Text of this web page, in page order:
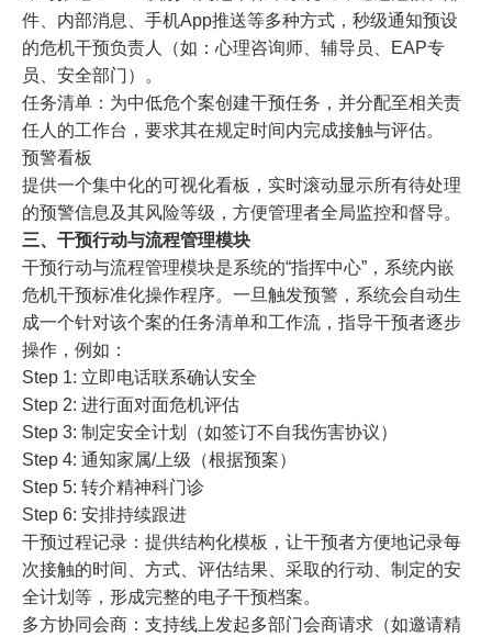
件、内部消息、手机App推送等多种方式，秒级通知预设
的危机干预负责人（如：心理咨询师、辅导员、EAP专
员、安全部门）。
任务清单：为中低危个案创建干预任务，并分配至相关责
任人的工作台，要求其在规定时间内完成接触与评估。
预警看板
提供一个集中化的可视化看板，实时滚动显示所有待处理
的预警信息及其风险等级，方便管理者全局监控和督导。
三、干预行动与流程管理模块
干预行动与流程管理模块是系统的“指挥中心”，系统内嵌
危机干预标准化操作程序。一旦触发预警，系统会自动生
成一个针对该个案的任务清单和工作流，指导干预者逐步
操作，例如：
Step 1: 立即电话联系确认安全
Step 2: 进行面对面危机评估
Step 3: 制定安全计划（如签订不自我伤害协议）
Step 4: 通知家属/上级（根据预案）
Step 5: 转介精神科门诊
Step 6: 安排持续跟进
干预过程记录： 提供结构化模板，让干预者方便地记录每
次接触的时间、方式、评估结果、采取的行动、制定的安
全计划等，形成完整的电子干预档案。
多方协同会商： 支持线上发起多部门会商请求（如邀请精